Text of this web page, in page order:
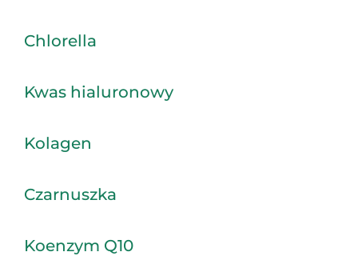
Chlorella
Kwas hialuronowy
Kolagen
Czarnuszka
Koenzym Q10